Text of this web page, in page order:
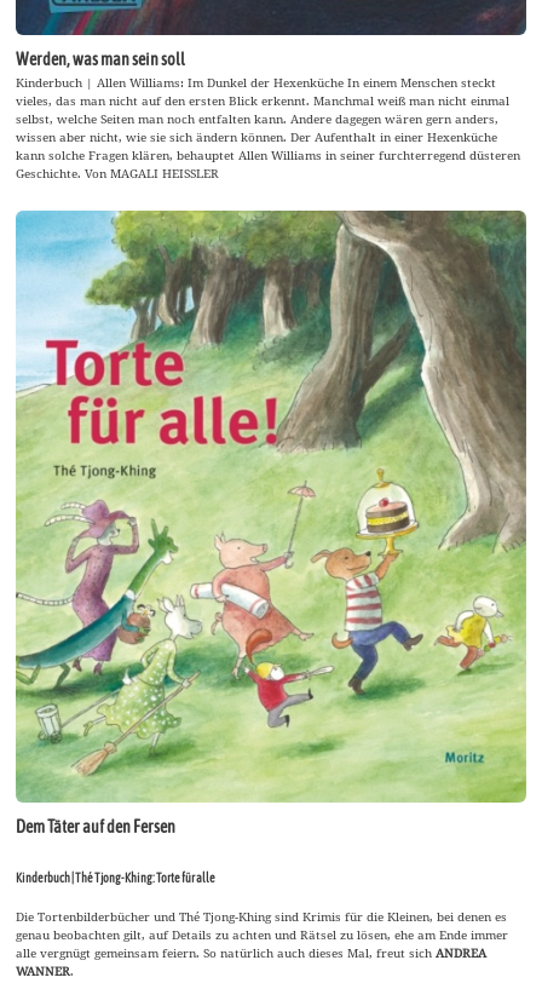
Werden, was man sein soll
Kinderbuch | Allen Williams: Im Dunkel der Hexenküche In einem Menschen steckt
vieles, das man nicht auf den ersten Blick erkennt. Manchmal weiß man nicht einmal
selbst, welche Seiten man noch entfalten kann. Andere dagegen wären gern anders,
wissen aber nicht, wie sie sich ändern können. Der Aufenthalt in einer Hexenküche
kann solche Fragen klären, behauptet Allen Williams in seiner furchterregend düsteren
Geschichte. Von MAGALI HEISSLER
Dem Täter auf den Fersen
Kinderbuch | Thé Tjong-Khing: Torte für alle
Die Tortenbilderbücher und Thé Tjong-Khing sind Krimis für die Kleinen, bei denen es
genau beobachten gilt, auf Details zu achten und Rätsel zu lösen, ehe am Ende immer
alle vergnügt gemeinsam feiern. So natürlich auch dieses Mal, freut sichANDREA
WANNER.